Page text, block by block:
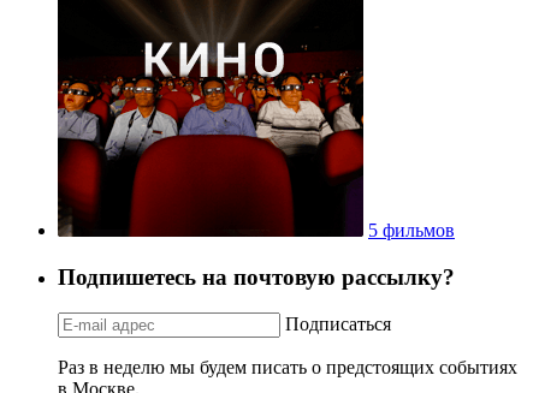
5 фильмов
Подпишетесь на почтовую рассылку?
Подписаться
Раз в неделю мы будем писать о предстоящих событиях